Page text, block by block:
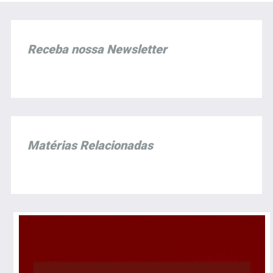
Receba nossa Newsletter
Matérias Relacionadas